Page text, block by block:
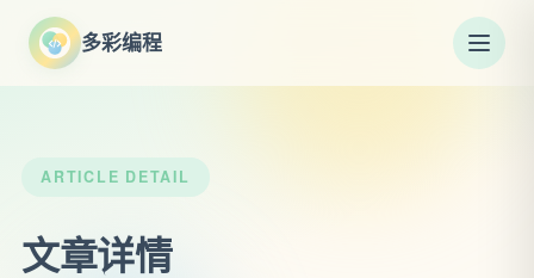
多彩编程
ARTICLE DETAIL
文章详情